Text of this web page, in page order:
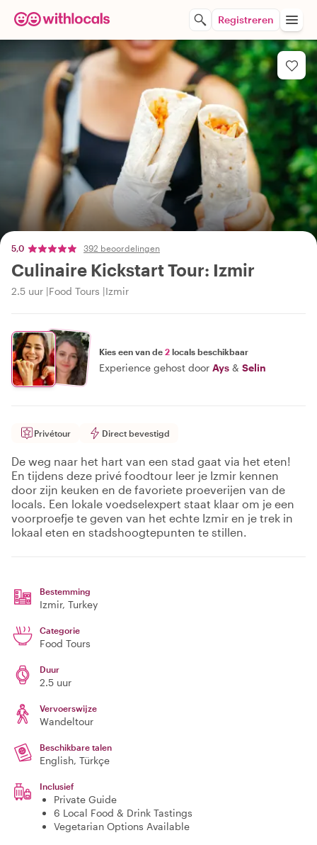
Registreren
5,0 392 beoordelingen
Culinaire Kickstart Tour: Izmir
2.5 uur Food Tours Izmir
Kies een van de 2 locals beschikbaar
Experience gehost door Ays & Selin
Privétour Direct bevestigd
De weg naar het hart van een stad gaat via het eten!
En tijdens deze privé foodtour leer je Izmir kennen
door zijn keuken en de favoriete proeverijen van de
locals. Een lokale voedselexpert staat klaar om je een
voorproefje te geven van het echte Izmir en je trek in
lokaal eten en stadshoogtepunten te stillen.
Bestemming
Izmir, Turkey
Categorie
Food Tours
Duur
2.5 uur
Vervoerswijze
Wandeltour
Beschikbare talen
English, Türkçe
Inclusief
Private Guide
6 Local Food & Drink Tastings
Vegetarian Options Available